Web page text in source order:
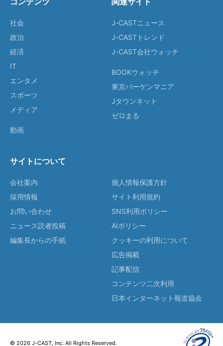
社会
政治
経済
IT
エンタメ
スポーツ
メディア
動画
J-CASTニュース
J-CASTトレンド
J-CAST会社ウォッチ
BOOKウォッチ
東京バーゲンマニア
Jタウンネット
ゼロまる
サイトについて
会社案内
採用情報
お問い合わせ
ニュース読者投稿
編集長からの手紙
個人情報保護方針
サイト利用規約
SNS利用ポリシー
AIポリシー
クッキーの利用について
広告掲載
記事配信
コンテンツ二次利用
日本インターネット報道協会
© 2026 J-CAST, Inc. All Rights Reserved.